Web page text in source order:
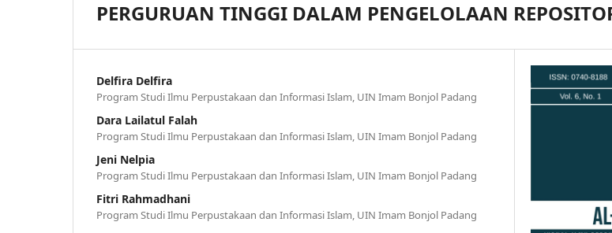
PERGURUAN TINGGI DALAM PENGELOLAAN
Delfira Delfira
Program Studi Ilmu Perpustakaan dan Informasi Islam, UIN Imam Bonjol Padang
Dara Lailatul Falah
Program Studi Ilmu Perpustakaan dan Informasi Islam, UIN Imam Bonjol Padang
Jeni Nelpia
Program Studi Ilmu Perpustakaan dan Informasi Islam, UIN Imam Bonjol Padang
Fitri Rahmadhani
Program Studi Ilmu Perpustakaan dan Informasi Islam, UIN Imam Bonjol Padang